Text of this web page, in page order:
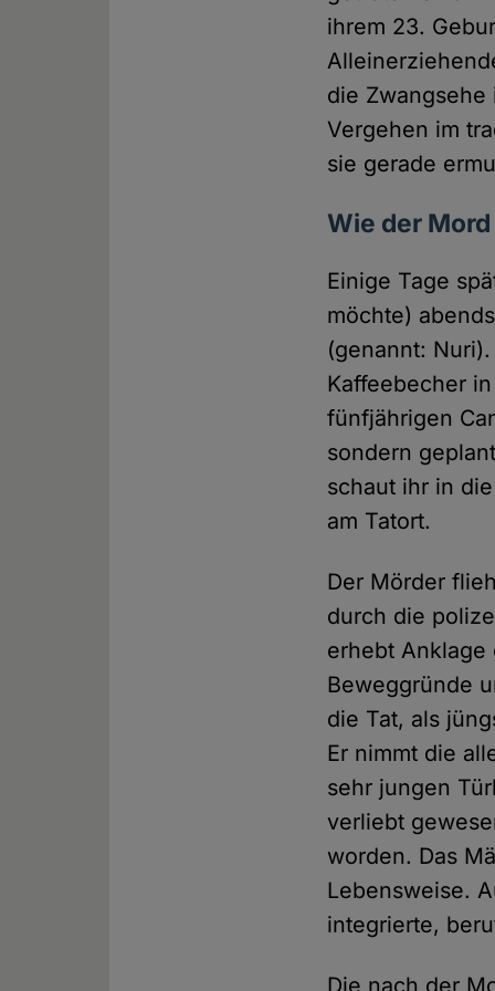
ihrem 23.
die
Vergehen im
sie gerade
Wie der
Einige Tage
möchte)
(genannt:
Kaffeebecher
fünfjährigen
sondern
schaut ihr in
am Tatort.
Der Mörder
durch die
erhebt
Beweggründe
die Tat, als
Er nimmt die
sehr jungen
verliebt
worden. Das
Lebensweise.
integrierte,